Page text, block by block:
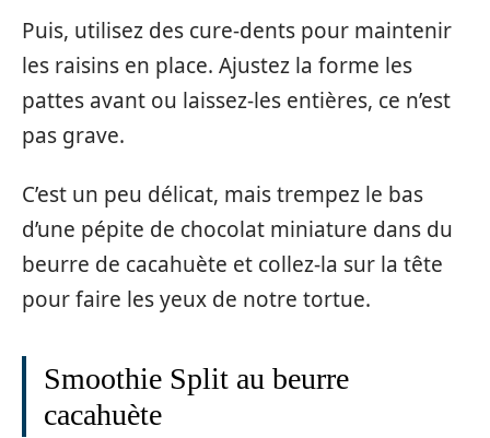
Puis, utilisez des cure-dents pour maintenir
les raisins en place. Ajustez la forme les
pattes avant ou laissez-les entières, ce n’est
pas grave.
C’est un peu délicat, mais trempez le bas
d’une pépite de chocolat miniature dans du
beurre de cacahuète et collez-la sur la tête
pour faire les yeux de notre tortue.
Smoothie Split au beurre
cacahuète